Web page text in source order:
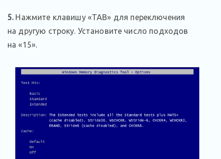
5.Нажмите клавишу «TAB» для переключения
на другую строку. Установите число подходов
на «15».